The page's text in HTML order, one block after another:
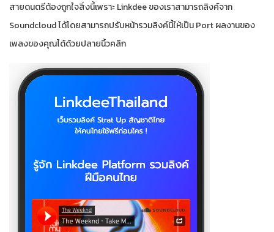
สายดนตรีต้องถูกใจสิ่งนี้เพราะ Linkdee ของเราสามารถลิงค์จาก
Soundcloud ได้โดยสามารถปรับหน้ารวมลิงค์นี้ให้เป็น Port ผลงานของ
เพลงของคุณได้ด้วยปลายนิ้วคลิก